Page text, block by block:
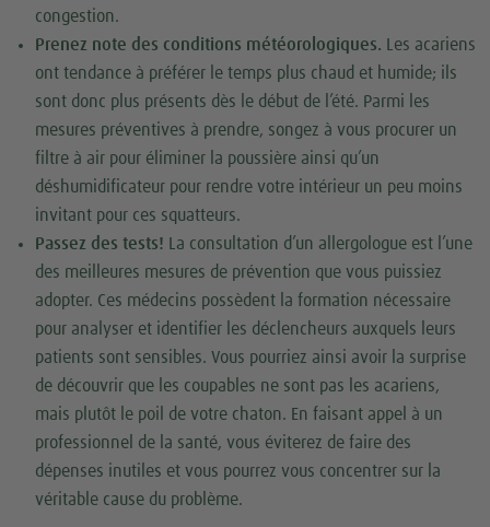
congestion.
Prenez note des conditions météorologiques. Les acariens
ont tendance à préférer le temps plus chaud et humide; ils
sont donc plus présents dès le début de l’été. Parmi les
mesures préventives à prendre, songez à vous procurer un
filtre à air pour éliminer la poussière ainsi qu’un
déshumidificateur pour rendre votre intérieur un peu moins
invitant pour ces squatteurs.
Passez des tests! La consultation d’un allergologue est l’une
des meilleures mesures de prévention que vous puissiez
adopter. Ces médecins possèdent la formation nécessaire
pour analyser et identifier les déclencheurs auxquels leurs
patients sont sensibles. Vous pourriez ainsi avoir la surprise
de découvrir que les coupables ne sont pas les acariens,
mais plutôt le poil de votre chaton. En faisant appel à un
professionnel de la santé, vous éviterez de faire des
dépenses inutiles et vous pourrez vous concentrer sur la
véritable cause du problème.